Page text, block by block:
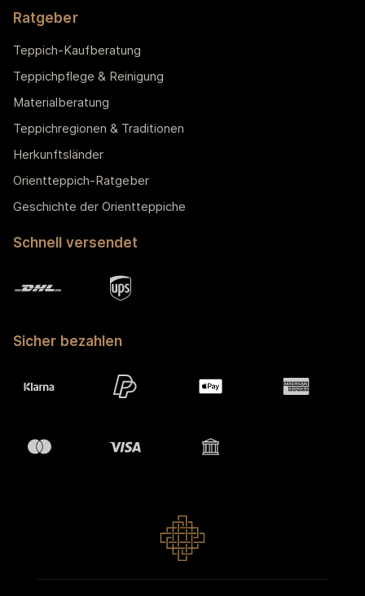
Ratgeber
Teppich-Kaufberatung
Teppichpflege & Reinigung
Materialberatung
Teppichregionen & Traditionen
Herkunftsländer
Orientteppich-Ratgeber
Geschichte der Orientteppiche
Schnell versendet
Sicher bezahlen